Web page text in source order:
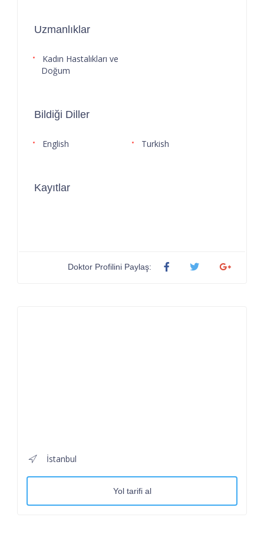
Uzmanlıklar
Kadın Hastalıkları ve
Doğum
Bildiği Diller
English Turkish
Kayıtlar
Doktor Profilini Paylaş:
İstanbul
Yol tarifi al